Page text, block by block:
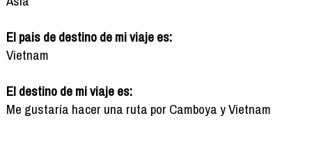
El pais de destino de mi viaje es:
Vietnam
El destino de mi viaje es:
Me gustaría hacer una ruta por Camboya y Vietnam